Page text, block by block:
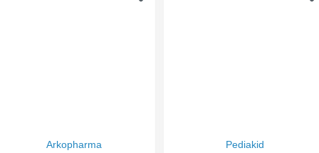
Arkopharma Pediakid